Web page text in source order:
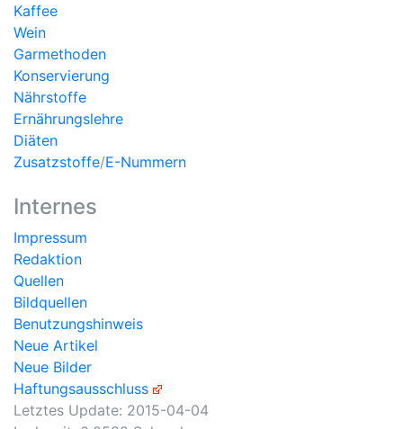
Kaffee
Wein
Garmethoden
Konservierung
Nährstoffe
Ernährungslehre
Diäten
Zusatzstoffe/E-Nummern
Internes
Impressum
Redaktion
Quellen
Bildquellen
Benutzungshinweis
Neue Artikel
Neue Bilder
Haftungsausschluss
Letztes Update: 2015-04-04